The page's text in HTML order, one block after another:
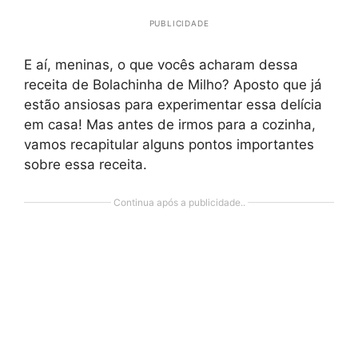
PUBLICIDADE
E aí, meninas, o que vocês acharam dessa
receita de Bolachinha de Milho? Aposto que já
estão ansiosas para experimentar essa delícia
em casa! Mas antes de irmos para a cozinha,
vamos recapitular alguns pontos importantes
sobre essa receita.
Continua após a publicidade..